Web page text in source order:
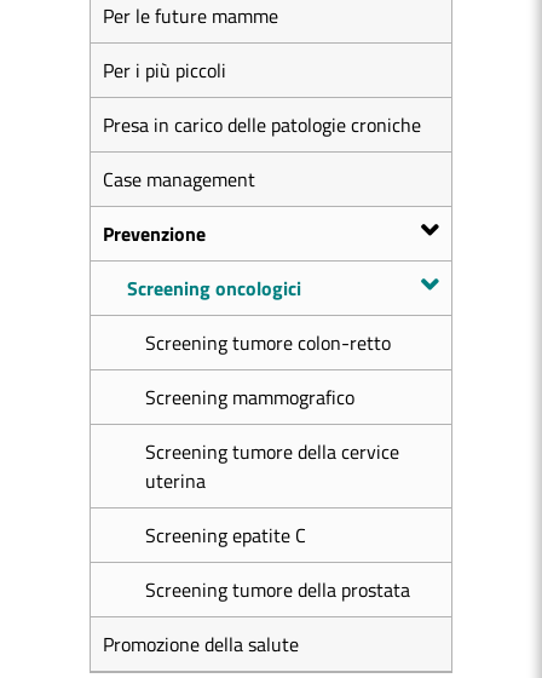
Per le future mamme
Per i più piccoli
Presa in carico delle patologie croniche
Case management
Prevenzione
Screening oncologici
Screening tumore colon-retto
Screening mammografico
Screening tumore della cervice
uterina
Screening epatite C
Screening tumore della prostata
Promozione della salute